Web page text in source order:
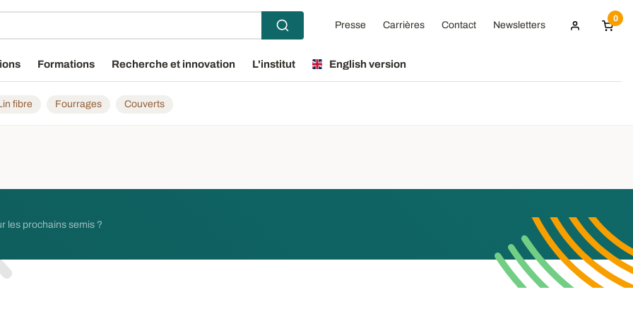
Presse Carrières Contact Newsletters
0
Formations Recherche et innovation L'institut English version
fibre Fourrages Couverts
les prochains semis ?